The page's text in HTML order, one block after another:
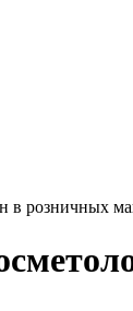
в розничных